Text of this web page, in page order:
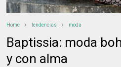
Home tendencias moda
Baptissia: moda
y con alma